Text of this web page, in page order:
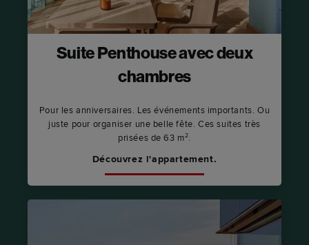
Suite Penthouse avec deux
chambres
Pour les anniversaires. Les événements importants. Ou
juste pour organiser une belle fête. Ces suites très
prisées de 63 m².
Découvrez l'appartement.